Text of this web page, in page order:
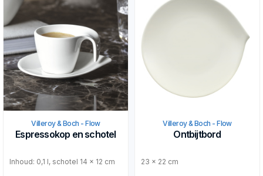
Villeroy & Boch - Flow
Espressokop en schotel
Inhoud: 0,1 l, schotel 14 x 12 cm
Villeroy & Boch - Flow
Ontbijtbord
23 x 22 cm